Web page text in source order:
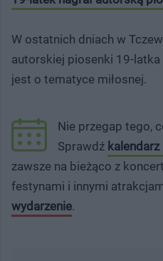
W ostatnich dniach w
autorskiej piosenki 19-latka
jest o tematyce miłosnej.
Nie przegap tego,
Sprawdź
zawsze na bieżąco z
festynami i innymi
wydarzenie.